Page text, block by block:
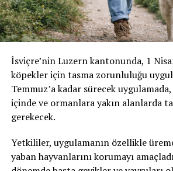
İsviçre’nin Luzern kantonunda, 1
köpekler için tasma zorunluluğu
Temmuz’a kadar sürecek
içinde ve ormanlara yakın alanlarda
gerekecek.
Yetkililer, uygulamanın özellikle
yaban hayvanlarını korumayı